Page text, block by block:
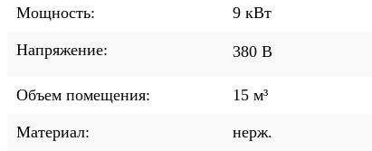
Мощность: 9 кВт
Напряжение: 380 В
Объем помещения: 15 м³
Материал: нерж.